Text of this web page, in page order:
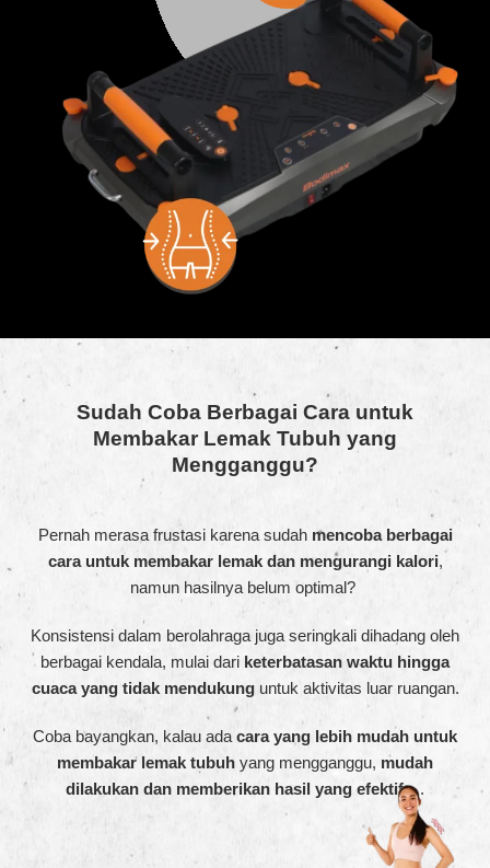
Sudah Coba Berbagai Cara untuk
Membakar Lemak Tubuh yang
Mengganggu?
Pernah merasa frustasi karena sudah mencoba berbagai
cara untuk membakar lemak dan mengurangi kalori,
namun hasilnya belum optimal?
Konsistensi dalam berolahraga juga seringkali dihadang oleh
berbagai kendala, mulai dari keterbatasan waktu hingga
cuaca yang tidak mendukunguntuk aktivitas luar ruangan.
Coba bayangkan, kalau adacara yang lebih mudah untuk
membakar lemak tubuh yang mengganggu, mudah
dilakukan dan memberikan hasil yang efektif….